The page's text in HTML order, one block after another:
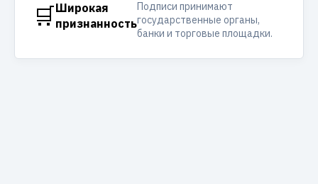
🛒Широкая
признанность
Подписи принимают
государственные органы,
банки и торговые площадки.